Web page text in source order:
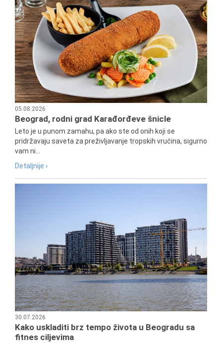
05.08.2026
Beograd, rodni grad Karađorđeve šnicle
Leto je u punom zamahu, pa ako ste od onih koji se
pridržavaju saveta za preživljavanje tropskih vrućina, sigurno
vam ni...
Detaljnije ›
30.07.2026
Kako uskladiti brz tempo života u Beogradu sa
fitnes ciljevima